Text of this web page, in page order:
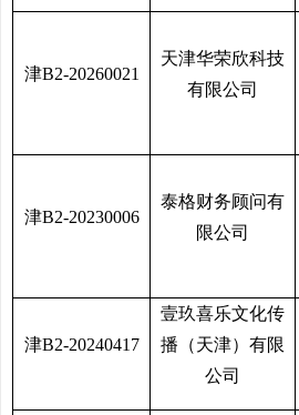
津B2-20260021
天津华荣欣科技
有限公司
津B2-20230006
泰格财务顾问有
限公司
津B2-20240417
壹玖喜乐文化传
播（天津）有限
公司